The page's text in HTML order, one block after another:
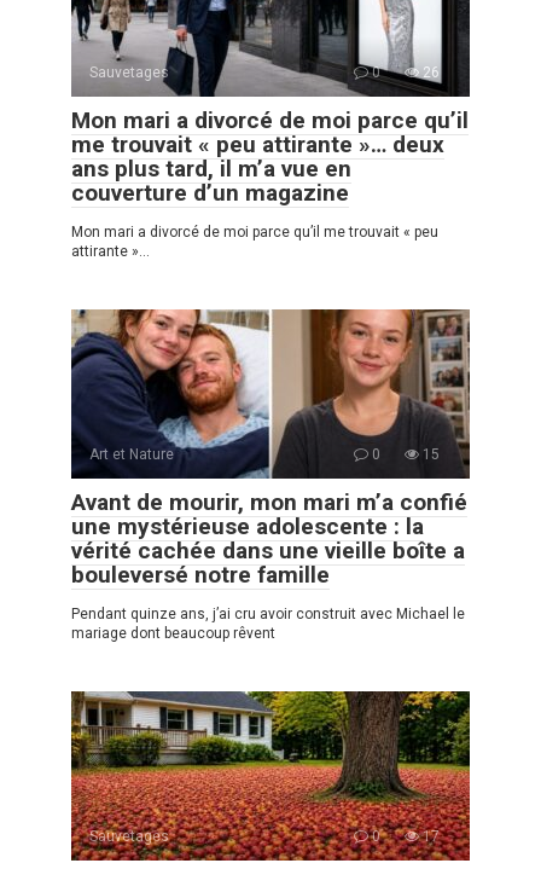
Sauvetages 0 26
Mon mari a divorcé de moi parce qu’il
me trouvait « peu attirante »… deux
ans plus tard, il m’a vue en
couverture d’un magazine
Mon mari a divorcé de moi parce qu’il me trouvait « peu
attirante »…
Art et Nature 0 15
Avant de mourir, mon mari m’a confié
une mystérieuse adolescente : la
vérité cachée dans une vieille boîte a
bouleversé notre famille
Pendant quinze ans, j’ai cru avoir construit avec Michael le
mariage dont beaucoup rêvent
Sauvetages 0 17